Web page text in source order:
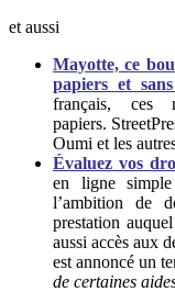
et aussi
Mayotte, ce
papiers et
français, ces
papiers.
Oumi et les
Évaluez vos
en ligne
l’ambition de
prestation
aussi accès aux
est annoncé un
de certaines